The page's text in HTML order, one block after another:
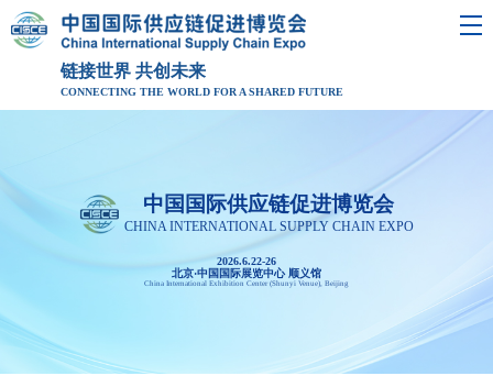
链接世界 共创未来
CONNECTING THE WORLD FOR A SHARED FUTURE
中国国际供应链促进博览会
CHINA INTERNATIONAL SUPPLY CHAIN EXPO
2026.6.22-26
北京·中国国际展览中心 顺义馆
China International Exhibition Center (Shunyi Venue), Beijing